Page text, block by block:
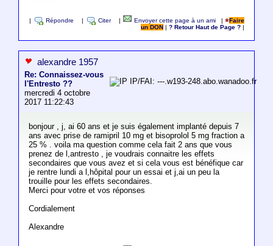
Répondre Citer Envoyer cette page à un ami |
Faire
un DON
|? Retour Haut de Page ?
alexandre 1957
Re: Connaissez-vous
l'Entresto ??
mercredi 4 octobre
2017 11:22:43
IP/FAI: ---.w193-248.abo.wanadoo.fr
bonjour , j, ai 60 ans et je suis également implanté depuis 7
ans avec prise de ramipril 10 mg et bisoprolol 5 mg fraction a
25 % . voila ma question comme cela fait 2 ans que vous
prenez de l,antresto , je voudrais connaitre les effets
secondaires que vous avez et si cela vous est bénéfique car
je rentre lundi a l,hôpital pour un essai et j,ai un peu la
trouille pour les effets secondaires.
Merci pour votre et vos réponses
Cordialement
Alexandre